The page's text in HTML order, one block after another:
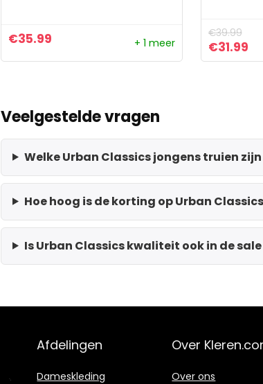
€35.99 + 1 meer
€39.99
€31.99
Veelgestelde vragen
Welke Urban Classics jongens truien
Hoe hoog is de korting op Urban
Is Urban Classics kwaliteit ook in de
Afdelingen
Dameskleding
Over
Over ons